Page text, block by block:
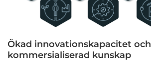
Ökad innovationskapacitet och
kommersialiserad kunskap